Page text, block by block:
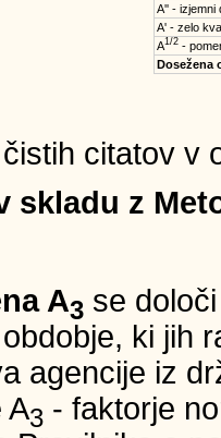
A'' - izjemni
A' - zelo
A1/2-
Dosežena
citatov v
skladu z
A3 se
ki jih
agencije iz
A3 - faktorje